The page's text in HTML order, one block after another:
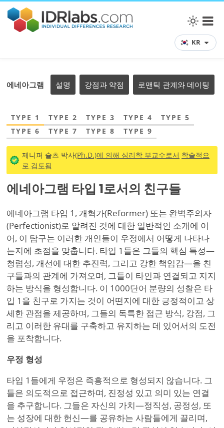
KR
에네아그램 설명 강점과 약점 로맨틱 관계와 데이팅
TYPE 1 TYPE 2 TYPE 3 TYPE 4
TYPE 5
TYPE 6
TYPE 7 TYPE 8 TYPE 9
제니퍼 슐츠 박사(Ph.D.)에 의해 심리학 부교수로서 학술적으
로 검토됨
에네아그램 타입 1로서의 친구들
에네아그램 타입 1, 개혁가(Reformer) 또는 완벽주의자
(Perfectionist)로 알려진 것에 대한 일반적인 소개에 이
어, 이 탐구는 이러한 개인들이 우정에서 어떻게 나타나
는지에 초점을 맞춥니다. 타입 1들은 그들의 핵심 특성—
청렴성, 개선에 대한 추진력, 그리고 강한 책임감—을 친
구들과의 관계에 가져오며, 그들이 타인과 연결되고 지지
하는 방식을 형성합니다. 이 1000단어 분량의 성찰은 타
입 1을 친구로 가지는 것이 어떤지에 대한 긍정적이고 상
세한 관점을 제공하며, 그들의 독특한 접근 방식, 강점, 그
리고 이러한 유대를 구축하고 유지하는 데 있어서의 도전
을 포착합니다.
우정 형성
타입 1들에게 우정은 즉흥적으로 형성되지 않습니다. 그
들은 의도적으로 접근하며, 진정성 있고 의미 있는 연결
을 추구합니다. 그들은 자신의 가치—정직성, 공정성, 또
는 성장에 대한 헌신—를 공유하는 사람들에게 끌리며,